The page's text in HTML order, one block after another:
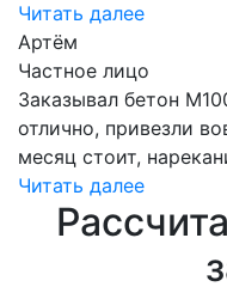
Читать далее
Артём
Частное лицо
Заказывал бетон
отлично, привезли
месяц стоит,
Читать далее